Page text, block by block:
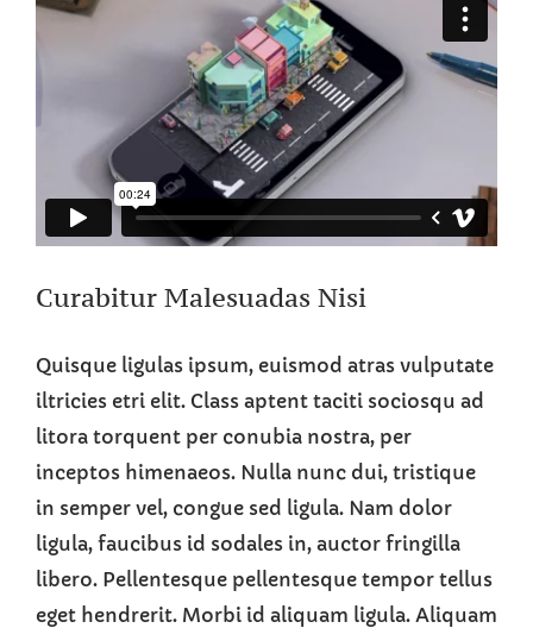
Curabitur Malesuadas Nisi
Quisque ligulas ipsum, euismod atras vulputate
iltricies etri elit. Class aptent taciti sociosqu ad
litora torquent per conubia nostra, per
inceptos himenaeos. Nulla nunc dui, tristique
in semper vel, congue sed ligula. Nam dolor
ligula, faucibus id sodales in, auctor fringilla
libero. Pellentesque pellentesque tempor tellus
eget hendrerit. Morbi id aliquam ligula. Aliquam